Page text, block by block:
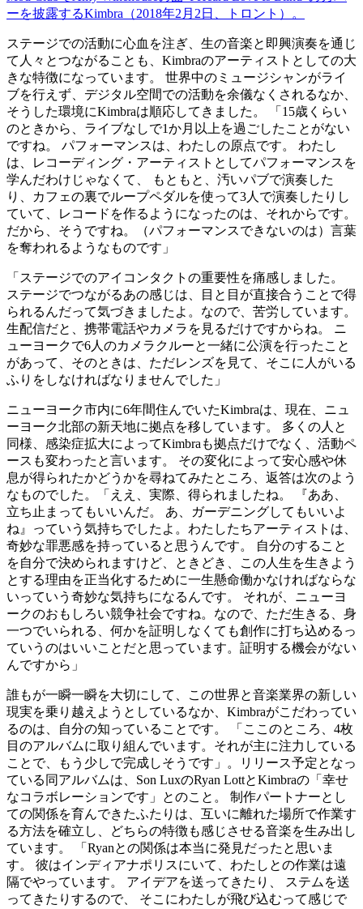
ーを披露するKimbra（2018年2月2日、トロント）。
ステージでの活動に心血を注ぎ、生の音楽と即興演奏を通じ
て人々とつながることも、Kimbraのアーティストとしての大
きな特徴になっています。 世界中のミュージシャンがライ
ブを行えず、デジタル空間での活動を余儀なくされるなか、
そうした環境にKimbraは順応してきました。 「15歳くらい
のときから、ライブなしで1か月以上を過ごしたことがない
ですね。 パフォーマンスは、わたしの原点です。 わたし
は、レコーディング・アーティストとしてパフォーマンスを
学んだわけじゃなくて、 もともと、汚いパブで演奏した
り、カフェの裏でループペダルを使って3人で演奏したりし
ていて、レコードを作るようになったのは、それからです。
だから、そうですね。（パフォーマンスできないのは）言葉
を奪われるようなものです」
「ステージでのアイコンタクトの重要性を痛感しました。
ステージでつながるあの感じは、目と目が直接合うことで得
られるんだって気づきましたよ。なので、苦労しています。
生配信だと、携帯電話やカメラを見るだけですからね。 ニ
ューヨークで6人のカメラクルーと一緒に公演を行ったこと
があって、そのときは、ただレンズを見て、そこに人がいる
ふりをしなければなりませんでした」
ニューヨーク市内に6年間住んでいたKimbraは、現在、ニュ
ーヨーク北部の新天地に拠点を移しています。 多くの人と
同様、感染症拡大によってKimbraも拠点だけでなく、活動ペ
ースも変わったと言います。 その変化によって安心感や休
息が得られたかどうかを尋ねてみたところ、返答は次のよう
なものでした。「ええ、実際、得られましたね。 『ああ、
立ち止まってもいいんだ。 あ、ガーデニングしてもいいよ
ね』っていう気持ちでしたよ。わたしたちアーティストは、
奇妙な罪悪感を持っていると思うんです。 自分のすること
を自分で決められますけど、ときどき、この人生を生きよう
とする理由を正当化するために一生懸命働かなければならな
いっていう奇妙な気持ちになるんです。 それが、ニューヨ
ークのおもしろい競争社会ですね。なので、ただ生きる、身
一つでいられる、何かを証明しなくても創作に打ち込めるっ
ていうのはいいことだと思っています。証明する機会がない
んですから」
誰もが一瞬一瞬を大切にして、この世界と音楽業界の新しい
現実を乗り越えようとしているなか、Kimbraがこだわってい
るのは、自分の知っていることです。 「ここのところ、4枚
目のアルバムに取り組んでいます。それが主に注力している
ことで、もう少しで完成しそうです」。リリース予定となっ
ている同アルバムは、Son LuxのRyan LottとKimbraの「幸せ
なコラボレーションです」とのこと。 制作パートナーとし
ての関係を育んできたふたりは、互いに離れた場所で作業す
る方法を確立し、どちらの特徴も感じさせる音楽を生み出し
ています。 「Ryanとの関係は本当に発見だったと思いま
す。 彼はインディアナポリスにいて、わたしとの作業は遠
隔でやっています。 アイデアを送ってきたり、 ステムを送
ってきたりするので、 そこにわたしが飛び込むって感じで